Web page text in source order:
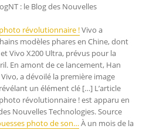
: le Blog des Nouvelles
révolutionnaire !Vivo a
modèles phares en Chine, dont
Vivo X200 Ultra, prévus pour la
En amont de ce lancement, Han
a dévoilé la première image
un élément clé […] L’article
révolutionnaire ! est apparu en
Nouvelles Technologies. Source
photo de son…À un mois de la